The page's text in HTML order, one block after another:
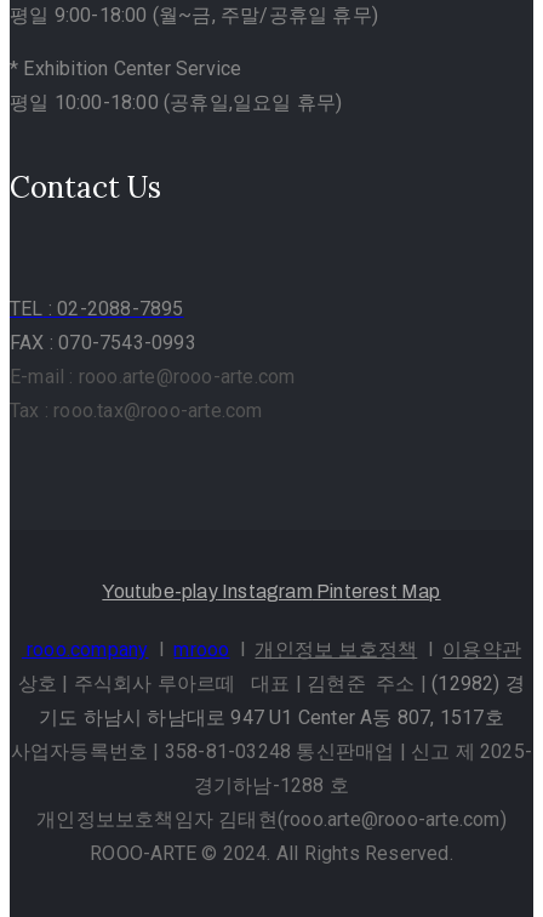
평일 9:00-18:00 (월~금, 주말/공휴일 휴무)
* Exhibition Center Service
평일 10:00-18:00 (공휴일,일요일 휴무)
Contact Us
TEL : 02-2088-7895
FAX : 070-7543-0993
E-mail : rooo.arte@rooo-arte.com
Tax : rooo.tax@rooo-arte.com
Youtube-play Instagram Pinterest Map
rooo.company lmrooo l 개인정보 보호정책 l 이용약관
상호 | 주식회사 루아르떼 대표 | 김현준 주소 |(12982) 경
기도 하남시 하남대로 947 U1 Center A동 807, 1517호
사업자등록번호 | 358-81-03248 통신판매업 | 신고 제 2025-
경기하남-1288 호
개인정보보호책임자 김태현(rooo.arte@rooo-arte.com)
ROOO-ARTE © 2024. All Rights Reserved.